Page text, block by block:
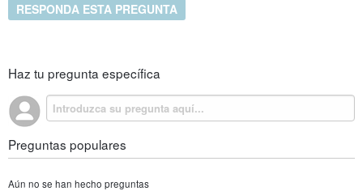
RESPONDA ESTA PREGUNTA
Haz tu pregunta específica
Preguntas populares
Aún no se han hecho preguntas